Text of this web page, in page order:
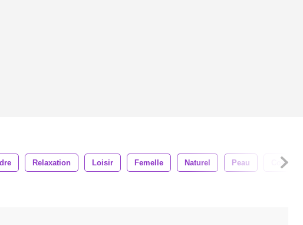
Relaxation Loisir Femelle Naturel Peau Contexte